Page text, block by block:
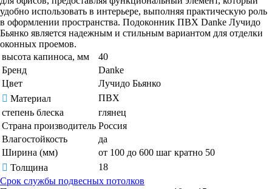
удобно использовать в интерьере, выполняя практическую роль
в оформлении пространства. Подоконник ПВХ Danke Лучидо
Бьянко является надежным и стильным вариантом для отделки
оконных проемов.
высота капиноса, мм
40
Бренд
Danke
Цвет
Лучидо Бьянко
Материал
ПВХ
степень блеска
глянец
Страна производитель Россия
Влагостойкость
да
Ширина (мм)
от 100 до 600 шаг кратно 50
Толщина
18
Срок службы подвесных потолков